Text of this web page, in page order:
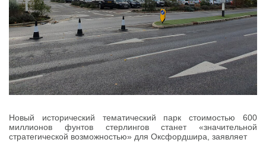
Новый исторический тематический парк стоимостью 600
миллионов фунтов стерлингов станет «значительной
стратегической возможностью» для Оксфордшира, заявляет